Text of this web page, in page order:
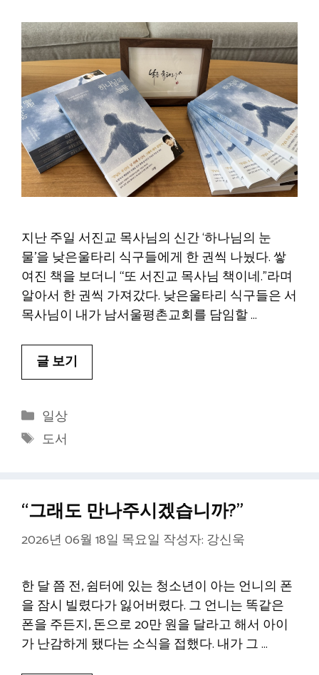
지난 주일 서진교 목사님의 신간 ‘하나님의 눈
물’을 낮은울타리 식구들에게 한 권씩 나눴다. 쌓
여진 책을 보더니 “또 서진교 목사님 책이네.”라며
알아서 한 권씩 가져갔다. 낮은울타리 식구들은 서
목사님이 내가 남서울평촌교회를 담임할 …
글 보기
카
테
일상
태
도서
“그래도 만나주시겠습니까?”
2026년 06월 18일 목요일 작성자: 강신욱
한 달 쯤 전, 쉼터에 있는 청소년이 아는 언니의 폰
을 잠시 빌렸다가 잃어버렸다. 그 언니는 똑같은
폰을 주든지, 돈으로 20만 원을 달라고 해서 아이
가 난감하게 됐다는 소식을 접했다. 내가 그 …